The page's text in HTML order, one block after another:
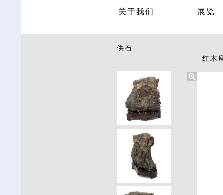
关于我们 展览
供石
红木